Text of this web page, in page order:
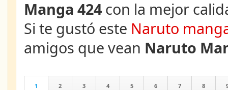
Manga 424 con la mejor
Si te gustó este Naruto
amigos que vean Naruto
1 2 3 4 5 6 7 8